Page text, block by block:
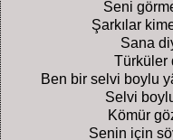
Seni
Şarkılar
Sana
Türküler
Ben bir selvi boylu
Selvi
Kömür
Senin için